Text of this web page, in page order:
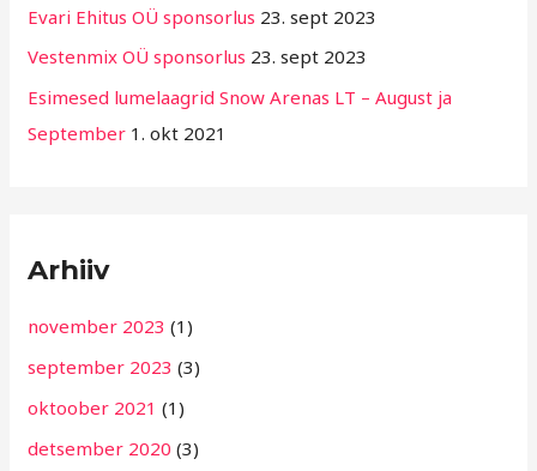
Evari Ehitus OÜ sponsorlus 23. sept 2023
Vestenmix OÜ sponsorlus 23. sept 2023
Esimesed lumelaagrid Snow Arenas LT – August ja
September 1. okt 2021
Arhiiv
november 2023 (1)
september 2023 (3)
oktoober 2021 (1)
detsember 2020 (3)
i
g
i
d